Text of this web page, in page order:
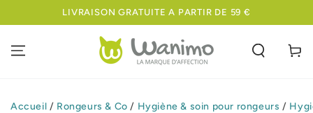
IGNORER LELIVRAISON GRATUITE A PARTIR DE 59 €
Panier
Accueil / Rongeurs & Co / Hygiène & soin pour rongeurs /